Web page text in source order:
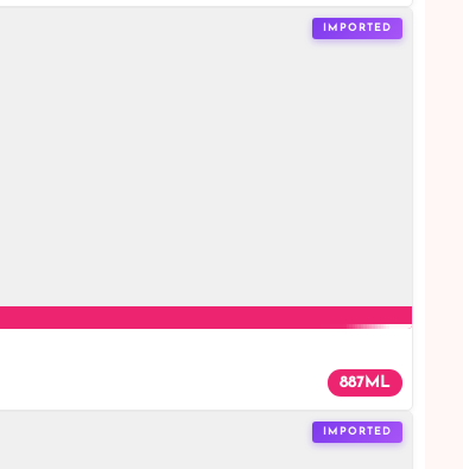
IMPORTED
887ML
IMPORTED